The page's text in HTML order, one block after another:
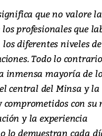
que no valore la
profesionales que
diferentes niveles de
Todo lo
inmensa mayoría de
central del Minsa y la
comprometidos con su
y la experiencia
lo demuestran cada